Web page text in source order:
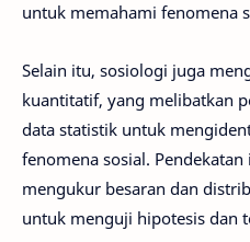
untuk memahami fenomena
Selain itu, sosiologi juga
kuantitatif, yang melibatkan
data statistik untuk
fenomena sosial.
mengukur besaran dan
untuk menguji hipotesis dan